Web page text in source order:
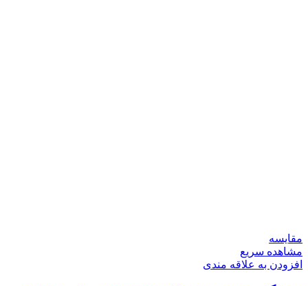
مقایسه
مشاهده سریع
افزودن به علاقه مندی